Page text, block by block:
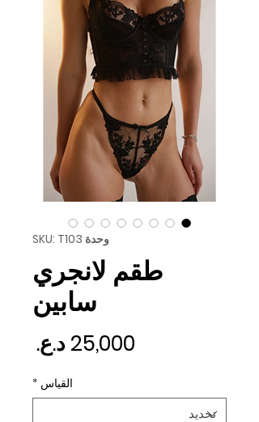
وحدة SKU: T103
طقم لانجري
سابين
القياس *